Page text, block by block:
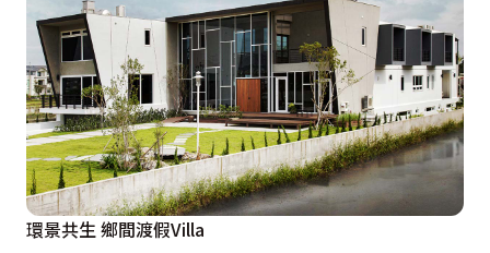
環景共生 鄉間渡假Villa